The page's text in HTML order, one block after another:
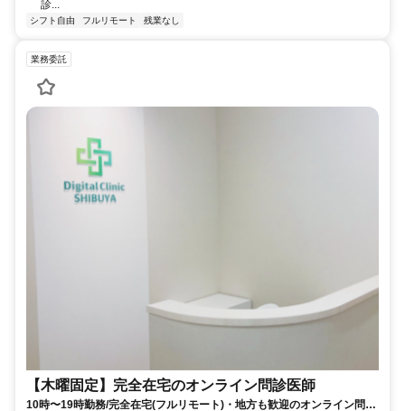
診...
シフト自由 フルリモート 残業なし
業務委託
【木曜固定】完全在宅のオンライン問診医師
10時〜19時勤務/完全在宅(フルリモート)・地方も歓迎のオンライン問診